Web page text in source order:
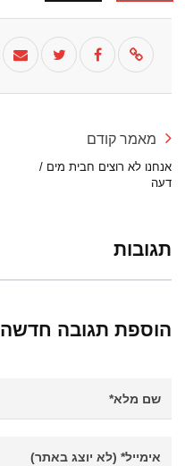
מאמר קודם
אנחנו לא רוצים חבית מים /
דעה
תגובות
הוספת תגובה חדשה